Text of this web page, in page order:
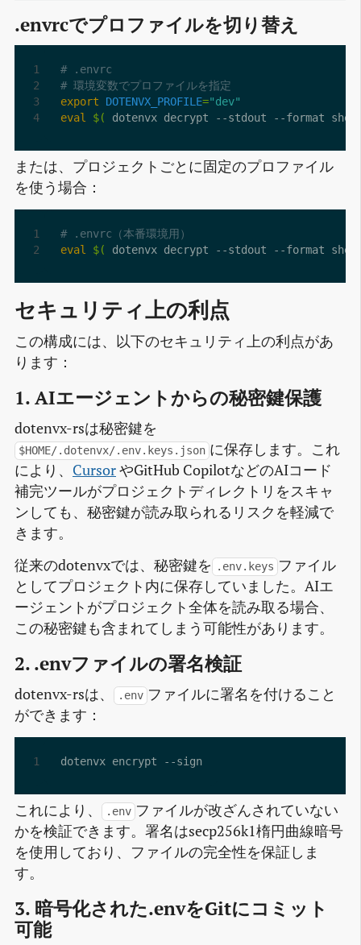
.envrcでプロファイルを切り替え
4
# .envrc
# 環境変数でプロファイルを指定
export
DOTENVX_PROFILE="dev"
eval
$( dotenvx decrypt --stdout --format
または、プロジェクトごとに固定のプロファイル
を使う場合：
# .envrc（本番環境用）
eval
$( dotenvx decrypt --stdout --format
セキュリティ上の利点
この構成には、以下のセキュリティ上の利点があ
ります：
1. AIエージェントからの秘密鍵保護
dotenvx-rsは秘密鍵を
$HOME/.dotenvx/.env.keys.json に保存します。これ
により、 CursorやGitHub CopilotなどのAIコード
補完ツールがプロジェクトディレクトリをスキャ
ンしても、秘密鍵が読み取られるリスクを軽減で
きます。
従来のdotenvxでは、秘密鍵を
.env.keys ファイル
としてプロジェクト内に保存していました。AIエ
ージェントがプロジェクト全体を読み取る場合、
この秘密鍵も含まれてしまう可能性があります。
2. .envファイルの署名検証
dotenvx-rsは、 .env ファイルに署名を付けること
ができます：
これにより、 .env ファイルが改ざんされていない
かを検証できます。署名はsecp256k1楕円曲線暗号
を使用しており、ファイルの完全性を保証しま
す。
3. 暗号化された.envをGitにコミット
可能